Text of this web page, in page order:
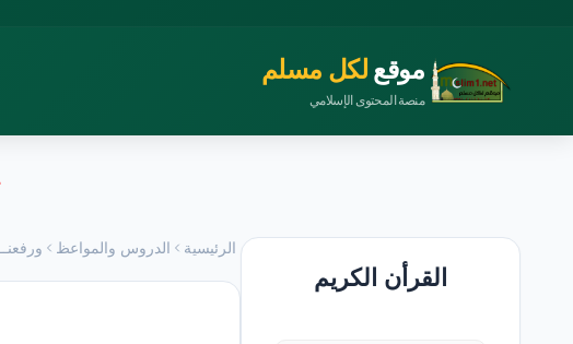
موقع لكل مسلم
منصة المحتوى الإسلامي
القرأن الكريم
الرئيسية الدروس والمواعظ